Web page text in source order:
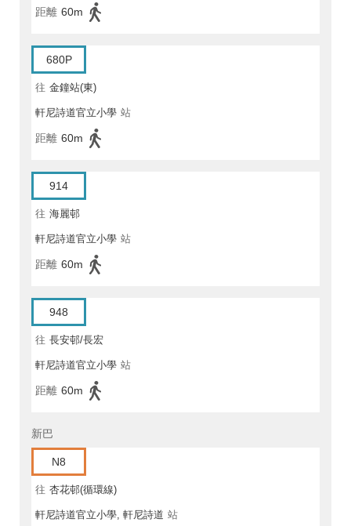
距離 60m
680P
往 金鐘站(東)
軒尼詩道官立小學 站
距離 60m
914
往 海麗邨
軒尼詩道官立小學 站
距離 60m
948
往 長安邨/長宏
軒尼詩道官立小學 站
距離 60m
新巴
N8
往 杏花邨(循環線)
軒尼詩道官立小學, 軒尼詩道 站